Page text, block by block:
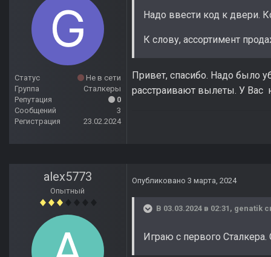
Статус
Не в сети
Группа
Сталкеры
Репутация
0
Сообщений
3
Регистрация
23.02.2024
Надо ввести код к двери.
К слову, ассортимент
Привет, спасибо. Надо было
расстраивают вылеты. У Вас
alex5773
Опытный
Опубликовано 3 марта, 2024
В 03.03.2024 в 02:31, genatik
Играю с первого